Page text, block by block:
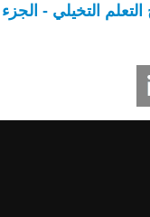
التخيلي - الجزء